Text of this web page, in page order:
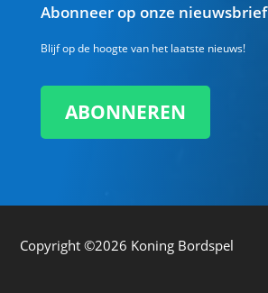
Abonneer op onze nieuwsbrief
Blijf op de hoogte van het laatste nieuws!
ABONNEREN
Copyright ©2026 Koning Bordspel